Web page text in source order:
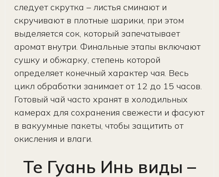
следует скрутка – листья сминают и
скручивают в плотные шарики, при этом
выделяется сок, который запечатывает
аромат внутри. Финальные этапы включают
сушку и обжарку, степень которой
определяет конечный характер чая. Весь
цикл обработки занимает от 12 до 15 часов.
Готовый чай часто хранят в холодильных
камерах для сохранения свежести и фасуют
в вакуумные пакеты, чтобы защитить от
окисления и влаги.
Те Гуань Инь виды –